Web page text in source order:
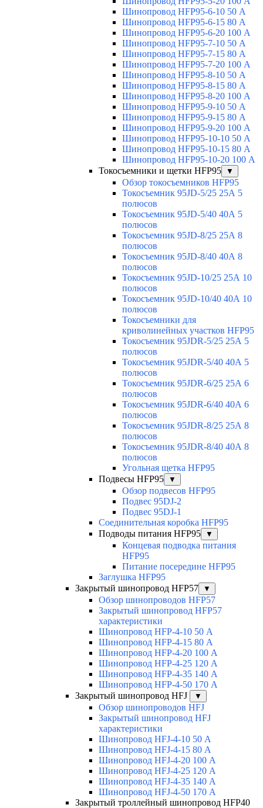
Шинопровод HFP95-6-10 50 А
Шинопровод HFP95-6-15 80 А
Шинопровод HFP95-6-20 100 А
Шинопровод HFP95-7-10 50 А
Шинопровод HFP95-7-15 80 А
Шинопровод HFP95-7-20 100 А
Шинопровод HFP95-8-10 50 А
Шинопровод HFP95-8-15 80 А
Шинопровод HFP95-8-20 100 А
Шинопровод HFP95-9-10 50 А
Шинопровод HFP95-9-15 80 А
Шинопровод HFP95-9-20 100 А
Шинопровод HFP95-10-10 50 А
Шинопровод HFP95-10-15 80 А
Шинопровод HFP95-10-20 100 А
Токосъемники и щетки HFP95
▼
Обзор токосъемников HFP95
Токосъемник 95JD-5/25 25А 5
полюсов
Токосъемник 95JD-5/40 40А 5
полюсов
Токосъемник 95JD-8/25 25А 8
полюсов
Токосъемник 95JD-8/40 40А 8
полюсов
Токосъемник 95JD-10/25 25А 10
полюсов
Токосъемник 95JD-10/40 40А 10
полюсов
Токосъемники для
криволинейных участков HFP95
Токосъемник 95JDR-5/25 25А 5
полюсов
Токосъемник 95JDR-5/40 40А 5
полюсов
Токосъемник 95JDR-6/25 25А 6
полюсов
Токосъемник 95JDR-6/40 40А 6
полюсов
Токосъемник 95JDR-8/25 25А 8
полюсов
Токосъемник 95JDR-8/40 40А 8
полюсов
Угольная щетка HFP95
Подвесы HFP95
▼
Обзор подвесов HFP95
Подвес 95DJ-2
Подвес 95DJ-1
Соединительная коробка HFP95
Подводы питания HFP95
▼
Концевая подводка питания
HFP95
Питание посередине HFP95
Заглушка HFP95
Закрытый шинопровод HFP57
▼
Обзор шинопроводов HFP57
Закрытый шинопровод HFP57
характеристики
Шинопровод HFP-4-10 50 А
Шинопровод HFP-4-15 80 А
Шинопровод HFP-4-20 100 А
Шинопровод HFP-4-25 120 А
Шинопровод HFP-4-35 140 А
Шинопровод HFP-4-50 170 А
Закрытый шинопровод HFJ
▼
Обзор шинопроводов HFJ
Закрытый шинопровод HFJ
характеристики
Шинопровод HFJ-4-10 50 А
Шинопровод HFJ-4-15 80 А
Шинопровод HFJ-4-20 100 А
Шинопровод HFJ-4-25 120 А
Шинопровод HFJ-4-35 140 А
Шинопровод HFJ-4-50 170 А
Закрытый троллейный шинопровод HFP40